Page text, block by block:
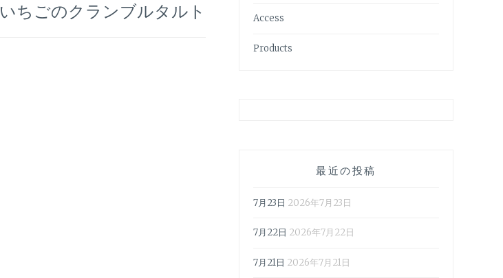
いちごのクランブルタルト Access
Products
最近の投稿
7月23日 2026年7月23日
7月22日 2026年7月22日
7月21日 2026年7月21日